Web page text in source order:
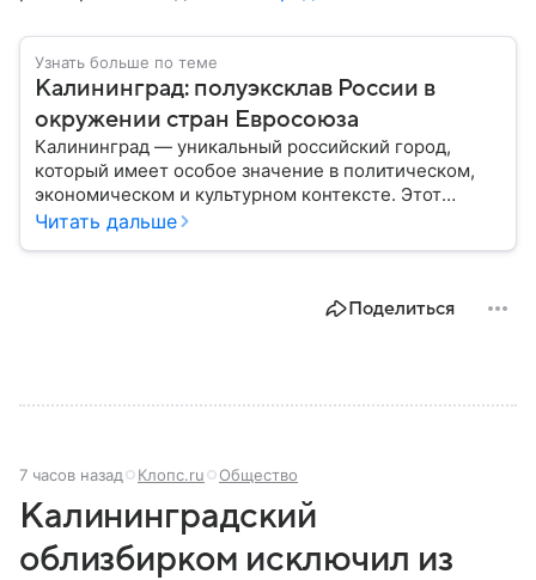
Узнать больше по теме
Калининград: полуэксклав России в
окружении стран Евросоюза
Калининград — уникальный российский город,
который имеет особое значение в политическом,
экономическом и культурном контексте. Этот
город, расположенный в самом сердце Европы,
Читать дальше
Поделиться
7 часов назад Клопс.ru Общество
Калининградский
облизбирком исключил из